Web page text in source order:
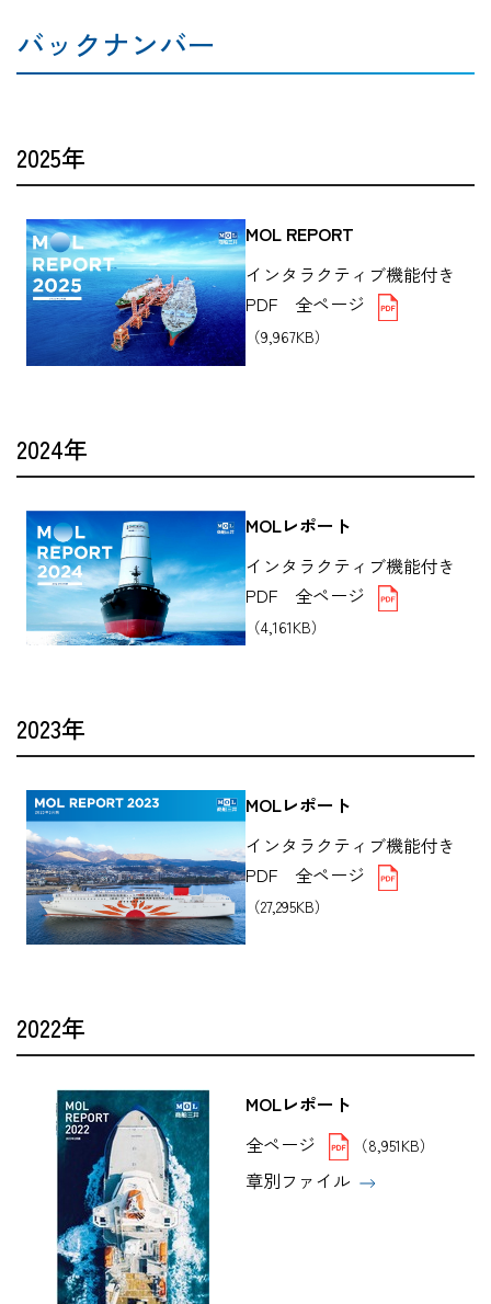
バックナンバー
2025年
MOL REPORT
インタラクティブ機能付き
PDF 全ページ
（9,967KB）
2024年
MOLレポート
インタラクティブ機能付き
PDF 全ページ
（4,161KB）
2023年
MOLレポート
インタラクティブ機能付き
PDF 全ページ
（27,295KB）
2022年
MOLレポート
全ページ
（8,951KB）
章別ファイル